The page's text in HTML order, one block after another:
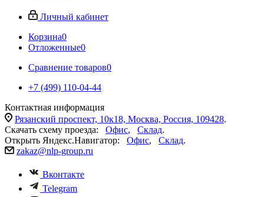
Личный кабинет
Корзина0
Отложенные0
Сравнение товаров0
+7 (499) 110-04-44
Контактная информация
Рязанский проспект, 10к18, Москва, Россия, 109428.
Скачать схему проезда: Офис, Склад.
Открыть Яндекс.Навигатор: Офис, Склад.
zakaz@nlp-group.ru
Вконтакте
Telegram